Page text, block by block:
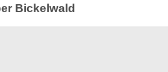
Bickelwald